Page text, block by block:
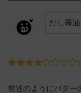
だし醤
前述のようにバター